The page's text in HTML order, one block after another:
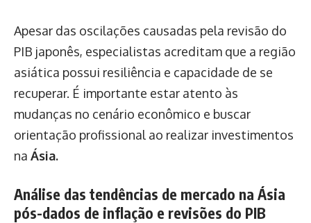
Apesar das oscilações causadas pela revisão do
PIB japonês, especialistas acreditam que a região
asiática possui resiliência e capacidade de se
recuperar. É importante estar atento às
mudanças no cenário econômico e buscar
orientação profissional ao realizar investimentos
na Ásia.
Análise das tendências de mercado na Ásia
pós-dados de inflação e revisões do PIB